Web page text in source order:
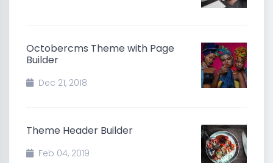
Octobercms Theme with Page
Builder
Dec 21, 2018
Theme Header Builder
Feb 04, 2019